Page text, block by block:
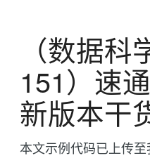
（数据
151）速
新版本干
本文示例代码已上传